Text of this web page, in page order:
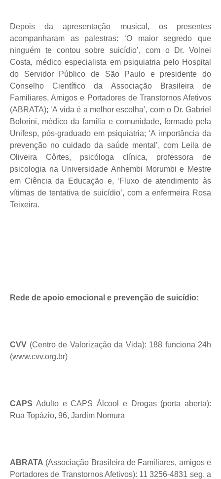
Depois da apresentação musical, os presentes
acompanharam as palestras: ‘O maior segredo que
ninguém te contou sobre suicídio’, com o Dr. Volnei
Costa, médico especialista em psiquiatria pelo Hospital
do Servidor Público de São Paulo e presidente do
Conselho Científico da Associação Brasileira de
Familiares, Amigos e Portadores de Transtornos Afetivos
(ABRATA); ‘A vida é a melhor escolha’, com o Dr. Gabriel
Bolorini, médico da família e comunidade, formado pela
Unifesp, pós-graduado em psiquiatria; ‘A importância da
prevenção no cuidado da saúde mental’, com Leila de
Oliveira Côrtes, psicóloga clínica, professora de
psicologia na Universidade Anhembi Morumbi e Mestre
em Ciência da Educação e, ‘Fluxo de atendimento às
vítimas de tentativa de suicídio’, com a enfermeira Rosa
Teixeira.
Rede de apoio emocional e prevenção de suicídio:
CVV (Centro de Valorização da Vida): 188 funciona 24h
(www.cvv.org.br)
CAPS Adulto e CAPS Álcool e Drogas (porta aberta):
Rua Topázio, 96, Jardim Nomura
ABRATA (Associação Brasileira de Familiares, amigos e
Portadores de Transtornos Afetivos): 11 3256-4831 seg. a